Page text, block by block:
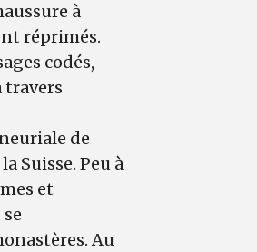
à
réprimés.
codés,
travers
de
Suisse. Peu à
et
Au